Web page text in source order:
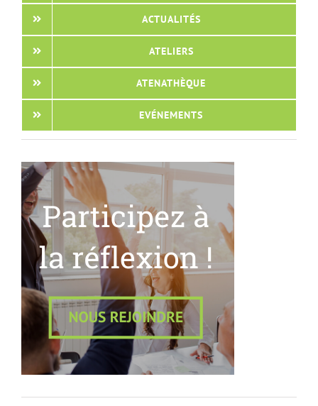
ACTUALITÉS
ATELIERS
ATENATHÈQUE
EVÉNEMENTS